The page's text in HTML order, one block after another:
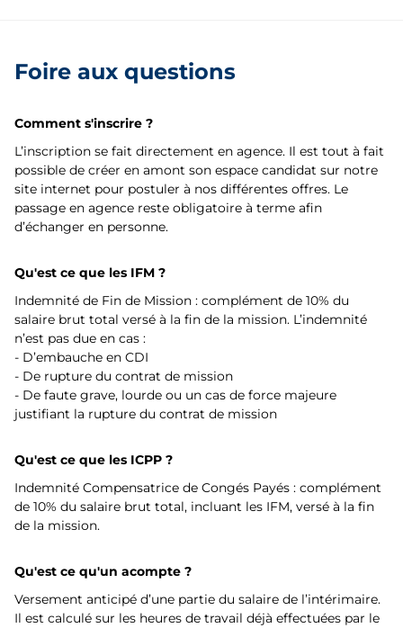
Foire aux questions
Comment s'inscrire ?
L’inscription se fait directement en agence. Il est tout à fait
possible de créer en amont son espace candidat sur notre
site internet pour postuler à nos différentes offres. Le
passage en agence reste obligatoire à terme afin
d’échanger en personne.
Qu'est ce que les IFM ?
Indemnité de Fin de Mission : complément de 10% du
salaire brut total versé à la fin de la mission. L’indemnité
n’est pas due en cas :
- D’embauche en CDI
- De rupture du contrat de mission
- De faute grave, lourde ou un cas de force majeure
justifiant la rupture du contrat de mission
Qu'est ce que les ICPP ?
Indemnité Compensatrice de Congés Payés : complément
de 10% du salaire brut total, incluant les IFM, versé à la fin
de la mission.
Qu'est ce qu'un acompte ?
Versement anticipé d’une partie du salaire de l’intérimaire.
Il est calculé sur les heures de travail déjà effectuées par le